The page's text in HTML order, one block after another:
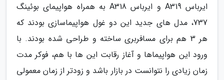
ایرباس A319 و ایرباس A318 به همراه هواپیمای بوئینگ
737، مدل های جدید این دو غول هواپیماسازی بودند که
هر 3 هم برای مسافربری ساخته و طراحی شده بودند. با
ورود این هواپیماها و آغاز رقابت این ها با هم، فوکر مدت
زمان زیادی را نتوانست در بازار باشد و زودتر از زمان معمولی